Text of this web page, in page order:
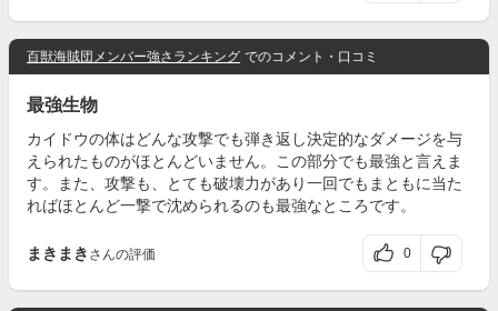
百獣海賊団メンバー強さランキング でのコメント・口コミ
最強生物
カイドウの体はどんな攻撃でも弾き返し決定的なダメージを与
えられたものがほとんどいません。この部分でも最強と言えま
す。また、攻撃も、とても破壊力があり一回でもまともに当た
ればほとんど一撃で沈められるのも最強なところです。
まきまき さんの評価 0